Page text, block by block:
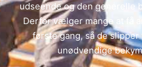
udseende og den generelle
Derfor vælger mange at få
første gang, så de
unødvendige